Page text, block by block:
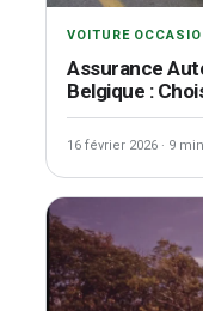
VOITURE
Assurance
Belgique :
16 février 2026 · 9